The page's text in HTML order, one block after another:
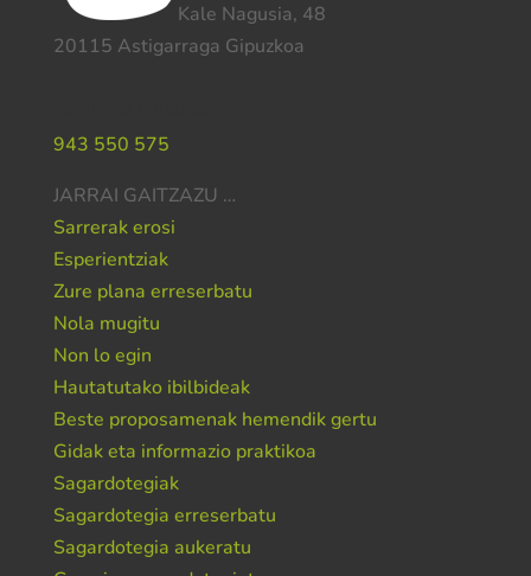
Kale Nagusia, 48
20115 Astigarraga Gipuzkoa
943 550 575
JARRAI GAITZAZU …
Sarrerak erosi
Esperientziak
Zure plana erreserbatu
Nola mugitu
Non lo egin
Hautatutako ibilbideak
Beste proposamenak hemendik gertu
Gidak eta informazio praktikoa
Sagardotegiak
Sagardotegia erreserbatu
Sagardotegia aukeratu